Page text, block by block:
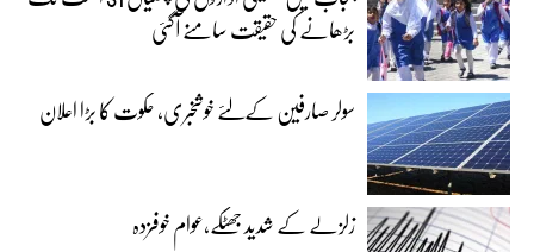
بڑھانے کی حقیقت سامنے آگئی
سولر صارفین کےلئے خوشخبری، حکوت کا بڑا اعلان
زلزلے کے شدید جھٹکے،عوام خوفزدہ